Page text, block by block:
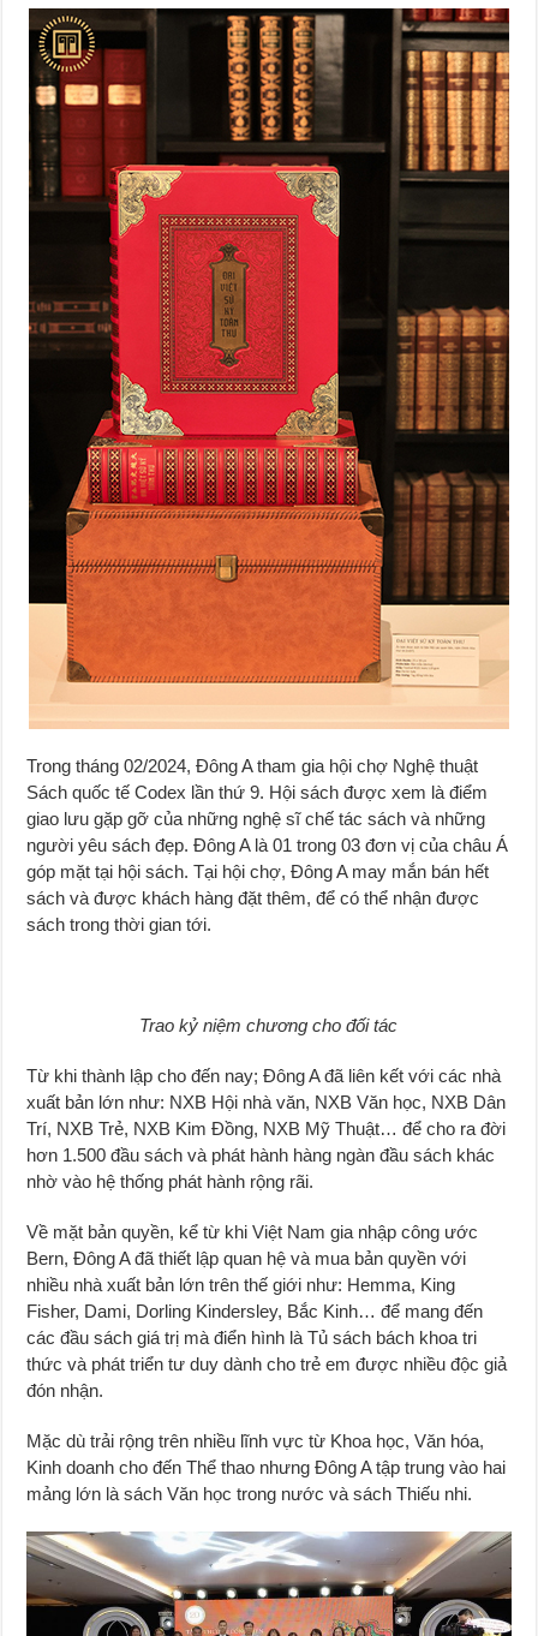
Trong tháng 02/2024, Đông A tham gia hội chợ Nghệ thuật
Sách quốc tế Codex lần thứ 9. Hội sách được xem là điểm
giao lưu gặp gỡ của những nghệ sĩ chế tác sách và những
người yêu sách đẹp. Đông A là 01 trong 03 đơn vị của châu Á
góp mặt tại hội sách. Tại hội chợ, Đông A may mắn bán hết
sách và được khách hàng đặt thêm, để có thể nhận được
sách trong thời gian tới.
Trao kỷ niệm chương cho đối tác
Từ khi thành lập cho đến nay; Đông A đã liên kết với các nhà
xuất bản lớn như: NXB Hội nhà văn, NXB Văn học, NXB Dân
Trí, NXB Trẻ, NXB Kim Đồng, NXB Mỹ Thuật… để cho ra đời
hơn 1.500 đầu sách và phát hành hàng ngàn đầu sách khác
nhờ vào hệ thống phát hành rộng rãi.
Về mặt bản quyền, kể từ khi Việt Nam gia nhập công ước
Bern, Đông A đã thiết lập quan hệ và mua bản quyền với
nhiều nhà xuất bản lớn trên thế giới như: Hemma, King
Fisher, Dami, Dorling Kindersley, Bắc Kinh… để mang đến
các đầu sách giá trị mà điển hình là Tủ sách bách khoa tri
thức và phát triển tư duy dành cho trẻ em được nhiều độc giả
đón nhận.
Mặc dù trải rộng trên nhiều lĩnh vực từ Khoa học, Văn hóa,
Kinh doanh cho đến Thể thao nhưng Đông A tập trung vào hai
mảng lớn là sách Văn học trong nước và sách Thiếu nhi.